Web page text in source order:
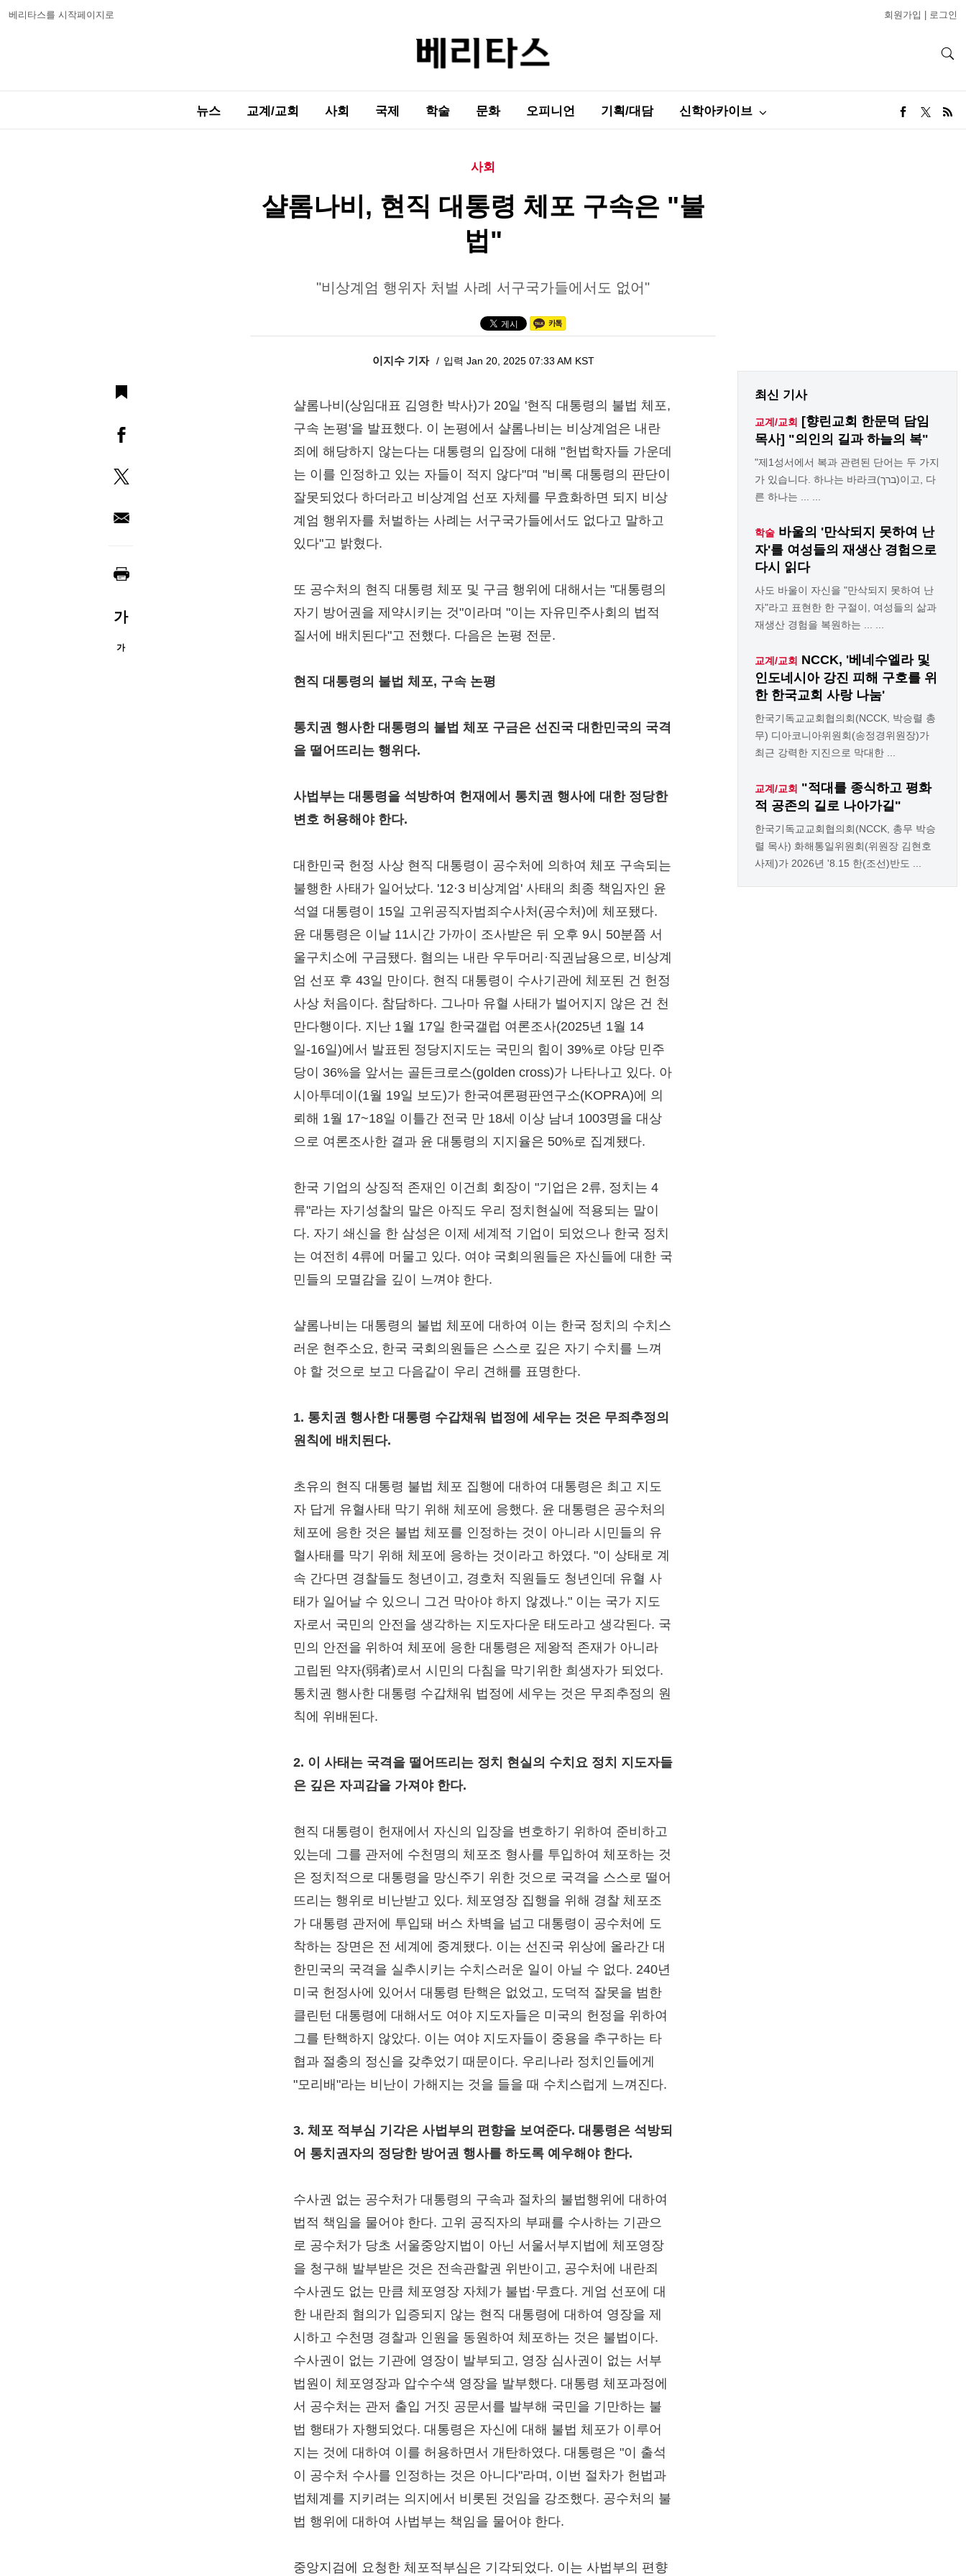
베리타스를 시작페이지로 회원가입 로그인
뉴스 교계/교회 사회 국제 학술 문화 오피니언 기획/대담 신학아카이브
사회
샬롬나비, 현직 대통령 체포 구속은 "불
법"
"비상계엄 행위자 처벌 사례 서구국가들에서도 없어"
이지수 기자 입력 Jan 20, 2025 07:33 AM KST
가
가
샬롬나비(상임대표 김영한 박사)가 20일 '현직 대통령의 불법 체포,
구속 논평'을 발표했다. 이 논평에서 샬롬나비는 비상계엄은 내란
죄에 해당하지 않는다는 대통령의 입장에 대해 "헌법학자들 가운데
는 이를 인정하고 있는 자들이 적지 않다"며 "비록 대통령의 판단이
잘못되었다 하더라고 비상계엄 선포 자체를 무효화하면 되지 비상
계엄 행위자를 처벌하는 사례는 서구국가들에서도 없다고 말하고
있다"고 밝혔다.
또 공수처의 현직 대통령 체포 및 구금 행위에 대해서는 "대통령의
자기 방어권을 제약시키는 것"이라며 "이는 자유민주사회의 법적
질서에 배치된다"고 전했다. 다음은 논평 전문.
현직 대통령의 불법 체포, 구속 논평
통치권 행사한 대통령의 불법 체포 구금은 선진국 대한민국의 국격
을 떨어뜨리는 행위다.
사법부는 대통령을 석방하여 헌재에서 통치권 행사에 대한 정당한
변호 허용해야 한다.
대한민국 헌정 사상 현직 대통령이 공수처에 의하여 체포 구속되는
불행한 사태가 일어났다. '12·3 비상계엄' 사태의 최종 책임자인 윤
석열 대통령이 15일 고위공직자범죄수사처(공수처)에 체포됐다.
윤 대통령은 이날 11시간 가까이 조사받은 뒤 오후 9시 50분쯤 서
울구치소에 구금됐다. 혐의는 내란 우두머리·직권남용으로, 비상계
엄 선포 후 43일 만이다. 현직 대통령이 수사기관에 체포된 건 헌정
사상 처음이다. 참담하다. 그나마 유혈 사태가 벌어지지 않은 건 천
만다행이다. 지난 1월 17일 한국갤럽 여론조사(2025년 1월 14
일-16일)에서 발표된 정당지지도는 국민의 힘이 39%로 야당 민주
당이 36%을 앞서는 골든크로스(golden cross)가 나타나고 있다. 아
시아투데이(1월 19일 보도)가 한국여론평판연구소(KOPRA)에 의
뢰해 1월 17~18일 이틀간 전국 만 18세 이상 남녀 1003명을 대상
으로 여론조사한 결과 윤 대통령의 지지율은 50%로 집계됐다.
한국 기업의 상징적 존재인 이건희 회장이 "기업은 2류, 정치는 4
류"라는 자기성찰의 말은 아직도 우리 정치현실에 적용되는 말이
다. 자기 쇄신을 한 삼성은 이제 세계적 기업이 되었으나 한국 정치
는 여전히 4류에 머물고 있다. 여야 국회의원들은 자신들에 대한 국
민들의 모멸감을 깊이 느껴야 한다.
샬롬나비는 대통령의 불법 체포에 대하여 이는 한국 정치의 수치스
러운 현주소요, 한국 국회의원들은 스스로 깊은 자기 수치를 느껴
야 할 것으로 보고 다음같이 우리 견해를 표명한다.
1. 통치권 행사한 대통령 수갑채워 법정에 세우는 것은 무죄추정의
원칙에 배치된다.
초유의 현직 대통령 불법 체포 집행에 대하여 대통령은 최고 지도
자 답게 유혈사태 막기 위해 체포에 응했다. 윤 대통령은 공수처의
체포에 응한 것은 불법 체포를 인정하는 것이 아니라 시민들의 유
혈사태를 막기 위해 체포에 응하는 것이라고 하였다. "이 상태로 계
속 간다면 경찰들도 청년이고, 경호처 직원들도 청년인데 유혈 사
태가 일어날 수 있으니 그건 막아야 하지 않겠나." 이는 국가 지도
자로서 국민의 안전을 생각하는 지도자다운 태도라고 생각된다. 국
민의 안전을 위하여 체포에 응한 대통령은 제왕적 존재가 아니라
고립된 약자(弱者)로서 시민의 다침을 막기위한 희생자가 되었다.
통치권 행사한 대통령 수갑채워 법정에 세우는 것은 무죄추정의 원
칙에 위배된다.
2. 이 사태는 국격을 떨어뜨리는 정치 현실의 수치요 정치 지도자들
은 깊은 자괴감을 가져야 한다.
현직 대통령이 헌재에서 자신의 입장을 변호하기 위하여 준비하고
있는데 그를 관저에 수천명의 체포조 형사를 투입하여 체포하는 것
은 정치적으로 대통령을 망신주기 위한 것으로 국격을 스스로 떨어
뜨리는 행위로 비난받고 있다. 체포영장 집행을 위해 경찰 체포조
가 대통령 관저에 투입돼 버스 차벽을 넘고 대통령이 공수처에 도
착하는 장면은 전 세계에 중계됐다. 이는 선진국 위상에 올라간 대
한민국의 국격을 실추시키는 수치스러운 일이 아닐 수 없다. 240년
미국 헌정사에 있어서 대통령 탄핵은 없었고, 도덕적 잘못을 범한
클린턴 대통령에 대해서도 여야 지도자들은 미국의 헌정을 위하여
그를 탄핵하지 않았다. 이는 여야 지도자들이 중용을 추구하는 타
협과 절충의 정신을 갖추었기 때문이다. 우리나라 정치인들에게
"모리배"라는 비난이 가해지는 것을 들을 때 수치스럽게 느껴진다.
3. 체포 적부심 기각은 사법부의 편향을 보여준다. 대통령은 석방되
어 통치권자의 정당한 방어권 행사를 하도록 예우해야 한다.
수사권 없는 공수처가 대통령의 구속과 절차의 불법행위에 대하여
법적 책임을 물어야 한다. 고위 공직자의 부패를 수사하는 기관으
로 공수처가 당초 서울중앙지법이 아닌 서울서부지법에 체포영장
을 청구해 발부받은 것은 전속관할권 위반이고, 공수처에 내란죄
수사권도 없는 만큼 체포영장 자체가 불법·무효다. 게엄 선포에 대
한 내란죄 혐의가 입증되지 않는 현직 대통령에 대하여 영장을 제
시하고 수천명 경찰과 인원을 동원하여 체포하는 것은 불법이다.
수사권이 없는 기관에 영장이 발부되고, 영장 심사권이 없는 서부
법원이 체포영장과 압수수색 영장을 발부했다. 대통령 체포과정에
서 공수처는 관저 출입 거짓 공문서를 발부해 국민을 기만하는 불
법 행태가 자행되었다. 대통령은 자신에 대해 불법 체포가 이루어
지는 것에 대하여 이를 허용하면서 개탄하였다. 대통령은 "이 출석
이 공수처 수사를 인정하는 것은 아니다"라며, 이번 절차가 헌법과
법체계를 지키려는 의지에서 비롯된 것임을 강조했다. 공수처의 불
법 행위에 대하여 사법부는 책임을 물어야 한다.
중앙지검에 요청한 체포적부심은 기각되었다. 이는 사법부의 편향
최신 기사
교계/교회
[향린교회 한문덕 담임
목사] "의인의 길과 하늘의 복"
"제1성서에서 복과 관련된 단어는 두 가지
가 있습니다. 하나는 바라크(ברך)이고, 다
른 하나는 ... ...
학술 바울의 '만삭되지 못하여 난
자'를 여성들의 재생산 경험으로
다시 읽다
사도 바울이 자신을 "만삭되지 못하여 난
자"라고 표현한 한 구절이, 여성들의 삶과
재생산 경험을 복원하는 ... ...
교계/교회 NCCK, '베네수엘라 및
인도네시아 강진 피해 구호를 위
한 한국교회 사랑 나눔'
한국기독교교회협의회(NCCK, 박승렬 총
무) 디아코니아위원회(송정경위원장)가
최근 강력한 지진으로 막대한 ...
교계/교회 "적대를 종식하고 평화
적 공존의 길로 나아가길"
한국기독교교회협의회(NCCK, 총무 박승
렬 목사) 화해통일위원회(위원장 김현호
사제)가 2026년 '8.15 한(조선)반도 ...